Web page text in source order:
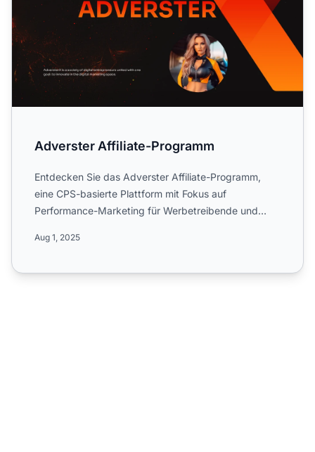
Adverster Affiliate-Programm
Entdecken Sie das Adverster Affiliate-Programm,
eine CPS-basierte Plattform mit Fokus auf
Performance-Marketing für Werbetreibende und
Aug 1, 2025